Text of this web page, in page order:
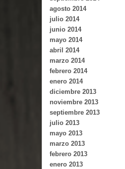
agosto 2014
julio 2014
junio 2014
mayo 2014
abril 2014
marzo 2014
febrero 2014
enero 2014
diciembre 2013
noviembre 2013
septiembre 2013
julio 2013
mayo 2013
marzo 2013
febrero 2013
enero 2013